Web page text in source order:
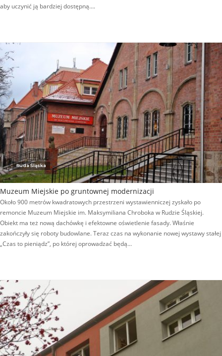
aby uczynić ją bardziej dostępną….
Ruda Śląska
Muzeum Miejskie po gruntownej modernizacji
Około 900 metrów kwadratowych przestrzeni wystawienniczej zyskało po
remoncie Muzeum Miejskie im. Maksymiliana Chroboka w Rudzie Śląskiej.
Obiekt ma też nową dachówkę i efektowne oświetlenie fasady. Właśnie
zakończyły się roboty budowlane. Teraz czas na wykonanie nowej wystawy stałej
„Czas to pieniądz”, po której oprowadzać będą…